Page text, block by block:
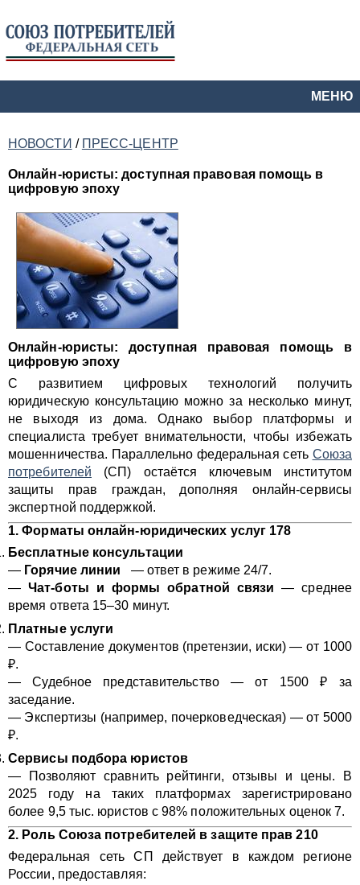
МЕНЮ
НОВОСТИ / ПРЕСС-ЦЕНТР
Онлайн-юристы: доступная правовая помощь в
цифровую эпоху
Онлайн-юристы: доступная правовая помощь в
цифровую эпоху
С развитием цифровых технологий получить
юридическую консультацию можно за несколько минут,
не выходя из дома. Однако выбор платформы и
специалиста требует внимательности, чтобы избежать
мошенничества. Параллельно федеральная сеть Союза
потребителей (СП) остаётся ключевым институтом
защиты прав граждан, дополняя онлайн-сервисы
экспертной поддержкой.
1. Форматы онлайн-юридических услуг178
Бесплатные консультации
— Горячие линии — ответ в режиме 24/7.
—Чат-боты и формы обратной связи — среднее
время ответа 15–30 минут.
Платные услуги
— Составление документов (претензии, иски) — от 1000
₽.
— Судебное представительство — от 1500 ₽ за
заседание.
— Экспертизы (например, почерковедческая) — от 5000
₽.
Сервисы подбора юристов
— Позволяют сравнить рейтинги, отзывы и цены. В
2025 году на таких платформах зарегистрировано
более 9,5 тыс. юристов с 98% положительных оценок 7.
2. Роль Союза потребителей в защите прав 210
Федеральная сеть СП действует в каждом регионе
России, предоставляя: